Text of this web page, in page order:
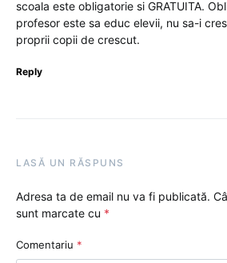
scoala este obligatorie si GRATUITA.
profesor este sa educ elevii, nu sa-i
proprii copii de crescut.
Reply
LASĂ UN RĂSPUNS
Adresa ta de email nu va fi publicată.
sunt marcate cu *
Comentariu *